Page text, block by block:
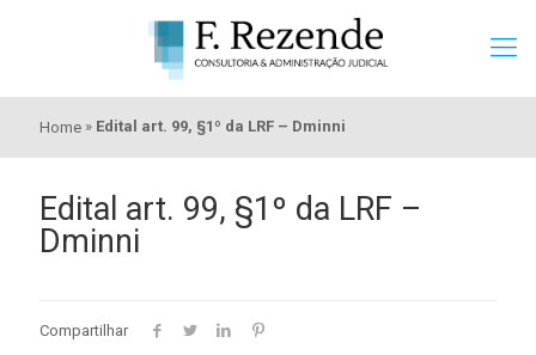
Home » Edital art. 99, §1º da LRF – Dminni
Edital art. 99, §1º da LRF –
Dminni
Compartilhar